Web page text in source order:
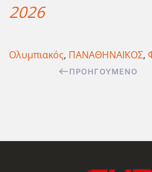
2026
Ολυμπιακός, ΠΑΝΑΘΗΝΑΪΚΟΣ,
ΠΡΟΗΓΟΎΜΕΝΟ